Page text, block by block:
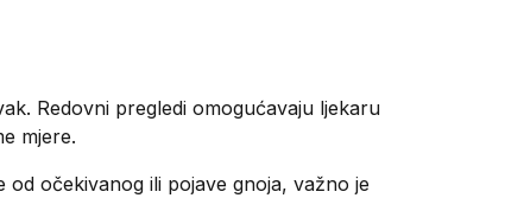
Redovni pregledi omogućavaju ljekaru
mjere.
očekivanog ili pojave gnoja, važno je